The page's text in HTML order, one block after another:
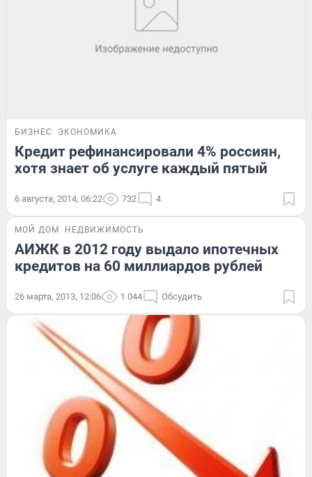
БИЗНЕС ЭКОНОМИКА
Кредит рефинансировали 4% россиян,
хотя знает об услуге каждый пятый
6 августа, 2014, 06:22 732 4
МОЙ ДОМ НЕДВИЖИМОСТЬ
АИЖК в 2012 году выдало ипотечных
кредитов на 60 миллиардов рублей
26 марта, 2013, 12:06 1 044 Обсудить